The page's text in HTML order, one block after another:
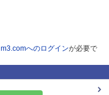
m3.comへのログインが必要で